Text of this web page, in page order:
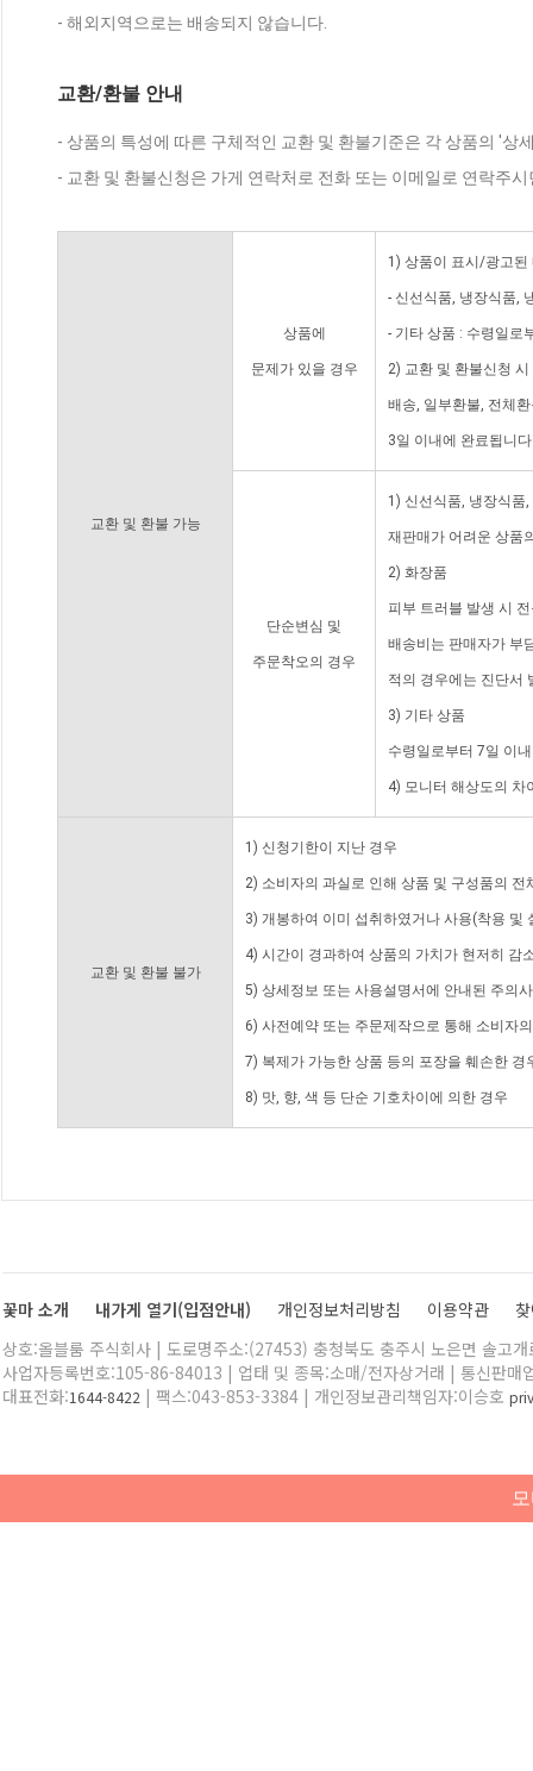
- 해외지역으로는 배송되지 않습니다.
교환/환불 안내
- 상품의 특성에 따른 구체적인 교환 및 환불기준은 각 상품의 '상
- 교환 및 환불신청은 가게 연락처로 전화 또는 이메일로 연락주
교환 및 환불 가능
상품에
문제가 있을 경우
1) 상품이 표시/광고된
- 신선식품, 냉장식품,
- 기타 상품 : 수령일로
2) 교환 및 환불신청
배송, 일부환불, 전체
3일 이내에 완료됩니
단순변심 및
주문착오의 경우
1) 신선식품, 냉장식품
재판매가 어려운 상품
2) 화장품
피부 트러블 발생 시
배송비는 판매자가 부
적의 경우에는 진단서
3) 기타 상품
수령일로부터 7일 이
4) 모니터 해상도의 차
교환 및 환불 불가
1) 신청기한이 지난 경우
2) 소비자의 과실로 인해 상품 및 구성품의
3) 개봉하여 이미 섭취하였거나 사용(착용 및
4) 시간이 경과하여 상품의 가치가 현저히 감
5) 상세정보 또는 사용설명서에 안내된 주의
6) 사전예약 또는 주문제작으로 통해 소비자
7) 복제가 가능한 상품 등의 포장을 훼손한 경
8) 맛, 향, 색 등 단순 기호차이에 의한 경우
꽃마 소개 내가게 열기(입점안내) 개인정보처리방침 이용약관
상호:올블룸 주식회사 | 도로명주소:(27453) 충청북도 충주시 노은면 솔고
사업자등록번호:105-86-84013 | 업태 및 종목:소매/전자상거래 | 통신판매
대표전화:1644-8422 | 팩스:043-853-3384 | 개인정보관리책임자:이승호